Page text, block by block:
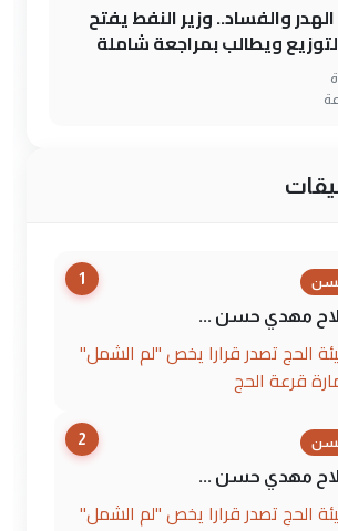
والفساد.. وزير النفط يفتح
ويطالب بمراجعة شاملة
1
مهدي حسن ...
الحج تصدر قرارا يخص "لم الشمل"
قرعة الحج
2
مهدي حسن ...
الحج تصدر قرارا يخص "لم الشمل"